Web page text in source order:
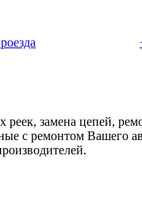
замена цепей,
с ремонтом